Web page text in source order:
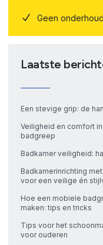
Geen onderhoud
Laatste
Een stevige grip: de
Veiligheid en comfort
badgreep
Badkamer veiligheid:
Badkamerinrichting
voor een veilige én
Hoe een mobiele
maken: tips en tricks
Tips voor het
voor ouderen